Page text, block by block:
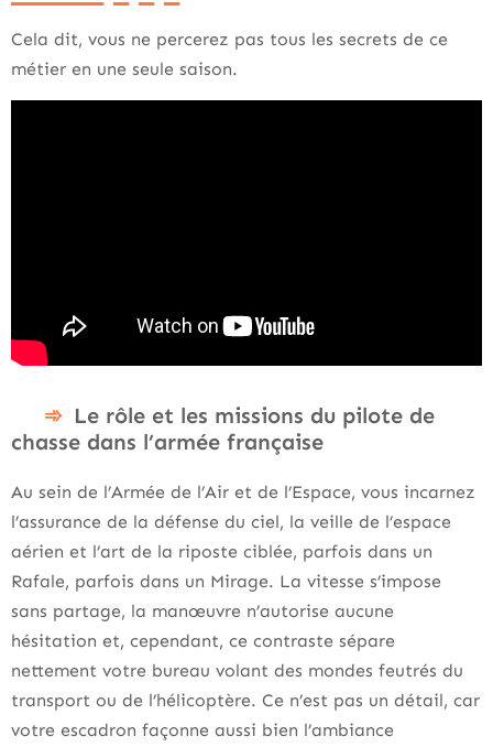
Cela dit, vous ne percerez pas tous les secrets de ce
métier en une seule saison.
Le rôle et les missions du pilote de
chasse dans l’armée française
Au sein de l’Armée de l’Air et de l’Espace, vous incarnez
l’assurance de la défense du ciel, la veille de l’espace
aérien et l’art de la riposte ciblée, parfois dans un
Rafale, parfois dans un Mirage. La vitesse s’impose
sans partage, la manœuvre n’autorise aucune
hésitation et, cependant, ce contraste sépare
nettement votre bureau volant des mondes feutrés du
transport ou de l’hélicoptère. Ce n’est pas un détail, car
votre escadron façonne aussi bien l’ambiance